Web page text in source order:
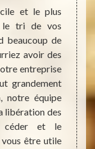
et le plus
le tri de vos
beaucoup de
avoir des
entreprise
grandement
notre équipe
libération des
céder et le
être utile
peut
un
une
sont
tous
une
en la
plus